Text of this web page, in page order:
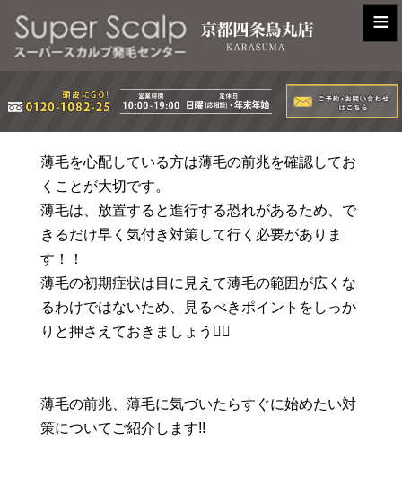
≡
薄毛を心配している方は薄毛の前兆を確認してお
くことが大切です。
薄毛は、放置すると進行する恐れがあるため、で
きるだけ早く気付き対策して行く必要がありま
す！！
薄毛の初期症状は目に見えて薄毛の範囲が広くな
るわけではないため、見るべきポイントをしっか
りと押さえておきましょう☝🏻
薄毛の前兆、薄毛に気づいたらすぐに始めたい対
策についてご紹介します!!